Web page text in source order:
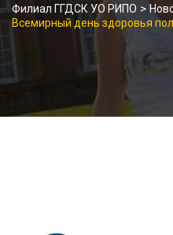
Филиал ГГДСК УО РИПО >
Всемирный день здоровья